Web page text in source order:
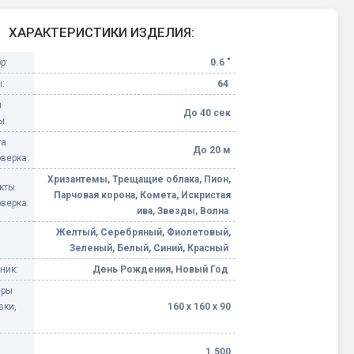
Конфетти, серпантин
Небесные фонарики
Оборудование для
Елочные гирлянды
Фейерверк-шоу
ХАРАКТЕРИСТИКИ ИЗДЕЛИЯ:
0.6 "
64
До 40 сек
До 20 м
Хризантемы, Трещащие облака, Пион,
Парчовая корона, Комета, Искристая
ива, Звезды, Волна
Желтый, Серебряный, Фиолетовый,
Зеленый, Белый, Синий, Красный
День Рождения, Новый Год
160 х 160 х 90